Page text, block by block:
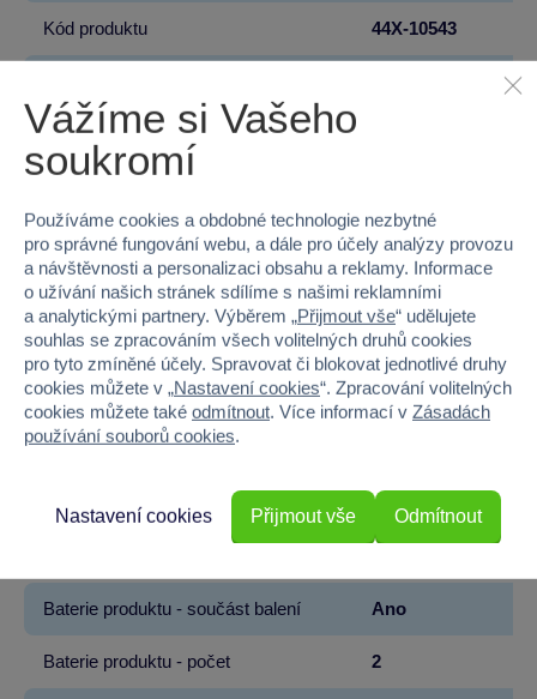
Kód produktu 44X-10543
Licence
Pohlaví KLUK
Materiál PLAST
Šířka 30.5
Výška 25.5
Hloubka
Hmotnost v gramech 425
Baterie produktu - součást balení Ano
Baterie produktu - počet 2
Vážíme si Vašeho
soukromí
Používáme cookies a obdobné technologie nezbytné
pro správné fungování webu, a dále pro účely analýzy provozu
a návštěvnosti a personalizaci obsahu a reklamy. Informace
o užívání našich stránek sdílíme s našimi reklamními
a analytickými partnery. Výběrem „Přijmout vše“ udělujete
souhlas se zpracováním všech volitelných druhů cookies
pro tyto zmíněné účely. Spravovat či blokovat jednotlivé druhy
cookies můžete v „Nastavení cookies“. Zpracování volitelných
cookies můžete také odmítnout. Více informací v Zásadách
používání souborů cookies.
Odmítnout
Nastavení cookies Přijmout vše